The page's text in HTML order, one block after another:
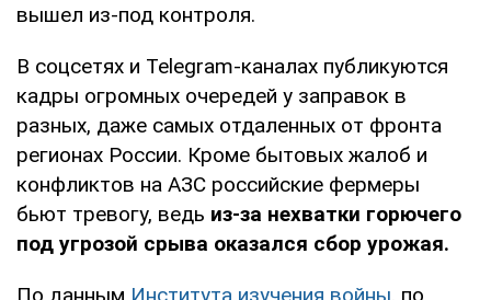
вышел из-под контроля.
В соцсетях и Telegram-каналах публикуются
кадры огромных очередей у заправок в
разных, даже самых отдаленных от фронта
регионах России. Кроме бытовых жалоб и
конфликтов на АЗС российские фермеры
бьют тревогу, ведь из-за нехватки горючего
под угрозой срыва оказался сбор урожая.
По данным Института изучения войны, по